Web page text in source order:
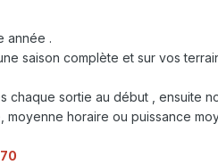
année .
saison complète et sur vos
chaque sortie au début , ensuite
horaire ou puissance